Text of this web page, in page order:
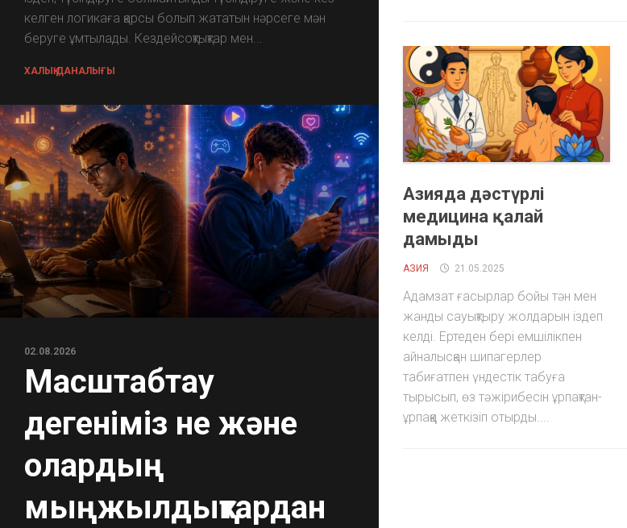
келген логикаға қарсы болып жататын нәрсеге мән
беруге ұмтылады. Кездейсоқтықтар мен...
ХАЛЫҚ ДАНАЛЫҒЫ
02.08.2026
Масштабтау
дегеніміз не және
олардың
мыңжылдықтардан
Азияда дәстүрлі
медицина қалай
дамыды
АЗИЯ 21.05.2025
Адамзат ғасырлар бойы тән мен
жанды сауықтыру жолдарын іздеп
келді. Ертеден бері емшілікпен
айналысқан шипагерлер
табиғатпен үндестік табуға
тырысып, өз тәжірибесін ұрпақтан-
ұрпаққа жеткізіп отырды....